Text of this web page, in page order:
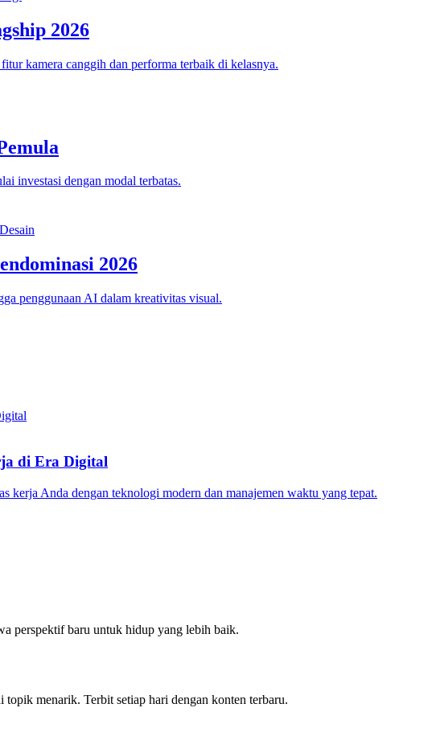
2026
kamera canggih dan performa terbaik di kelasnya.
investasi dengan modal terbatas.
Desain
2026
penggunaan AI dalam kreativitas visual.
di Era Digital
kerja Anda dengan teknologi modern dan manajemen waktu yang tepat.
perspektif baru untuk hidup yang lebih baik.
menarik. Terbit setiap hari dengan konten terbaru.